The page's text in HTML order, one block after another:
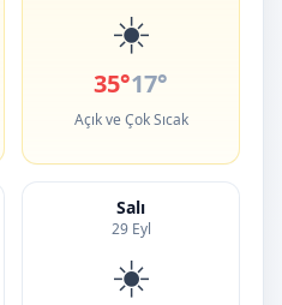
☀️
35°17°
Açık ve Çok Sıcak
Salı
29 Eyl
☀️